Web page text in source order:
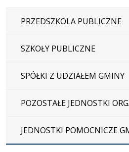
PRZEDSZKOLA PUBLICZNE
SZKOŁY PUBLICZNE
SPÓŁKI Z UDZIAŁEM GMINY
POZOSTAŁE JEDNOSTKI
JEDNOSTKI POMOCNICZE